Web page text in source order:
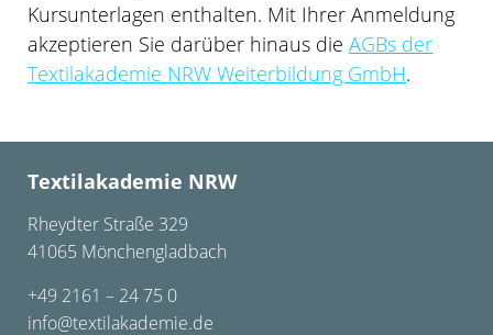
Kursunterlagen enthalten. Mit Ihrer Anmeldung
akzeptieren Sie darüber hinaus die AGBs der
Textilakademie NRW Weiterbildung GmbH.
Textilakademie NRW
Rheydter Straße 329
41065 Mönchengladbach
+49 2161 – 24 75 0
info@textilakademie.de